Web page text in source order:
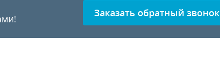
Заказать обратный звонок